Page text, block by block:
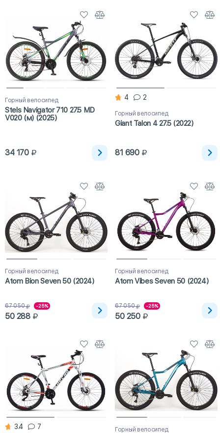
Горный велосипед
Stels Navigator 710 27.5 MD
V020 (м) (2025)
34 170
4 2
Горный велосипед
Giant Talon 4 27.5 (2022)
81 690
Горный велосипед
Atom Bion Seven 50 (2024)
67 050 -25%
50 288
Горный велосипед
Atom Vibes Seven 50 (2024)
67 050 -25%
50 250
3.4 7 Горный велосипед